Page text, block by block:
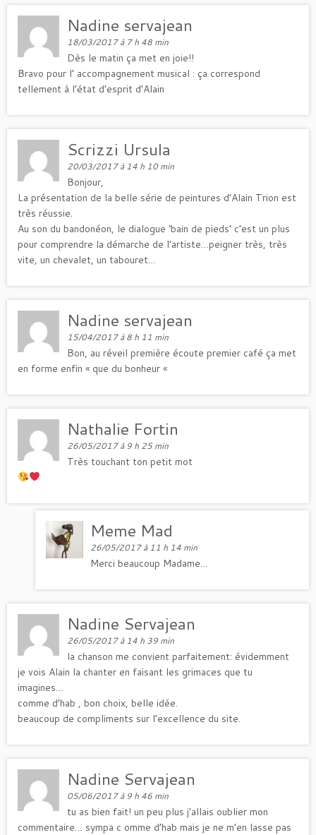
Nadine servajean
18/03/2017 à 7 h 48 min
Dès le matin ça met en joie!!
Bravo pour l’ accompagnement musical : ça correspond
tellement à l’état d’esprit d’Alain
Scrizzi Ursula
20/03/2017 à 14 h 10 min
Bonjour,
La présentation de la belle série de peintures d’Alain Trion est
très réussie.
Au son du bandonéon, le dialogue ‘bain de pieds’ c’est un plus
pour comprendre la démarche de l’artiste…peigner très, très
vite, un chevalet, un tabouret…
Nadine servajean
15/04/2017 à 8 h 11 min
Bon, au réveil première écoute premier café ça met
en forme enfin « que du bonheur «
Nathalie Fortin
26/05/2017 à 9 h 25 min
Très touchant ton petit mot
Meme Mad
26/05/2017 à 11 h 14 min
Merci beaucoup Madame…
Nadine Servajean
26/05/2017 à 14 h 39 min
la chanson me convient parfaitement: évidemment
je vois Alain la chanter en faisant les grimaces que tu
imagines…
comme d’hab , bon choix, belle idée.
beaucoup de compliments sur l’excellence du site.
Nadine Servajean
05/06/2017 à 9 h 46 min
tu as bien fait! un peu plus j’allais oublier mon
commentaire… sympa c omme d’hab mais je ne m’en lasse pas